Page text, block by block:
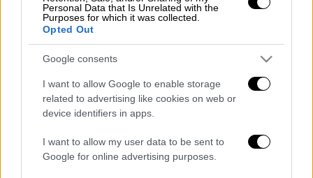
Personal Data that Is Unrelated with the
Purposes for which it was collected.
Opted Out
Google consents
I want to allow Google to enable storage
related to advertising like cookies on web or
device identifiers in apps.
I want to allow my user data to be sent to
Google for online advertising purposes.
Όλες οι ειδήσεις
Ραφήνα: Έτσι συνέλαβαν οι αστυνομικοί
τους δράστες που ξυλοκόπησαν μέχρι
θανάτου τον 42χρονο
Επιμένει ο Καλίν στις προκλητικές
νόμους στο Αιγαίο με την
στρατιωτικοποίηση των νησιών»